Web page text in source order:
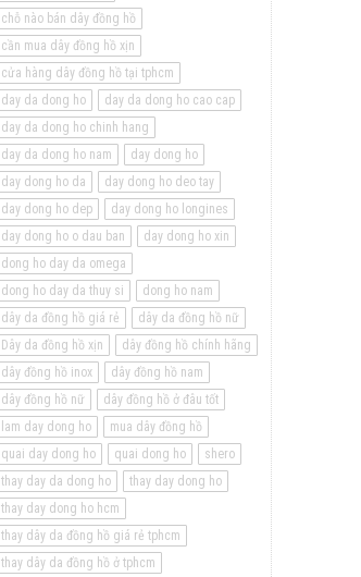
chỗ nào bán dây đồng hồ
cần mua dây đồng hồ xịn
cửa hàng dây đồng hồ tại tphcm
day da dong ho
day da dong ho cao cap
day da dong ho chinh hang
day da dong ho nam
day dong ho
day dong ho da
day dong ho deo tay
day dong ho dep
day dong ho longines
day dong ho o dau ban
day dong ho xin
dong ho day da omega
dong ho day da thuy si
dong ho nam
dây da đồng hồ giá rẻ
dây da đồng hồ nữ
Dây da đồng hồ xịn
dây đồng hồ chính hãng
dây đồng hồ inox
dây đồng hồ nam
dây đồng hồ nữ
dây đồng hồ ở đâu tốt
lam day dong ho
mua dây đồng hồ
quai day dong ho
quai dong ho
shero
thay day da dong ho
thay day dong ho
thay day dong ho hcm
thay dây da đồng hồ giá rẻ tphcm
thay dây da đồng hồ ở tphcm